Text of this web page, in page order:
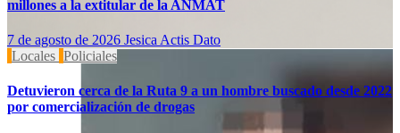
millones a la extitular de la ANMAT
7 de agosto de 2026 Jesica Actis Dato
Locales Policiales
Detuvieron cerca de la Ruta 9 a un hombre buscado desde 2022
por comercialización de drogas